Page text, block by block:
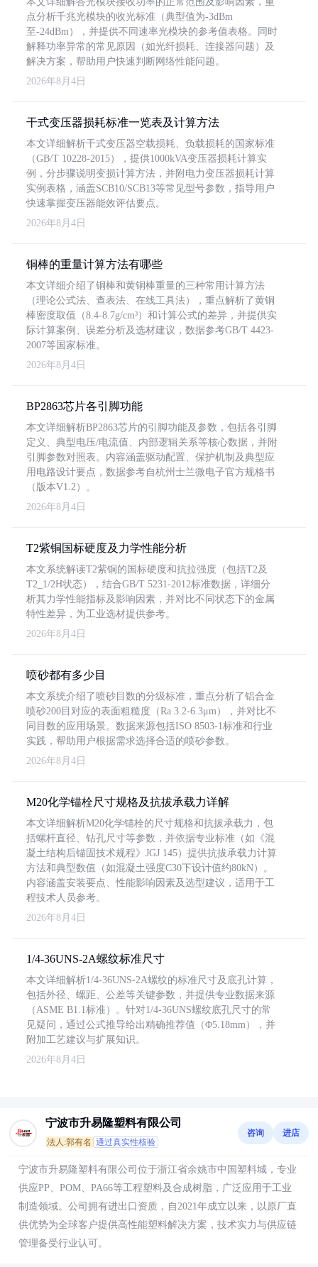
点分析千兆光模块的收光标准（典型值为-3dBm
至-24dBm），并提供不同速率光模块的参考值表格。同时
解释功率异常的常见原因（如光纤损耗、连接器问题）及
解决方案，帮助用户快速判断网络性能问题。
2026年8月4日
干式变压器损耗标准一览表及计算方法
本文详细解析干式变压器空载损耗、负载损耗的国家标准
（GB/T 10228-2015），提供1000kVA变压器损耗计算实
例，分步骤说明变损计算方法，并附电力变压器损耗计算
实例表格，涵盖SCB10/SCB13等常见型号参数，指导用户
快速掌握变压器能效评估要点。
2026年8月4日
铜棒的重量计算方法有哪些
本文详细介绍了铜棒和黄铜棒重量的三种常用计算方法
（理论公式法、查表法、在线工具法），重点解析了黄铜
棒密度取值（8.4-8.7g/cm³）和计算公式的差异，并提供实
际计算案例、误差分析及选材建议，数据参考GB/T 4423-
2007等国家标准。
2026年8月4日
BP2863芯片各引脚功能
本文详细解析BP2863芯片的引脚功能及参数，包括各引脚
定义、典型电压/电流值、内部逻辑关系等核心数据，并附
引脚参数对照表。内容涵盖驱动配置、保护机制及典型应
用电路设计要点，数据参考自杭州士兰微电子官方规格书
（版本V1.2）。
2026年8月4日
T2紫铜国标硬度及力学性能分析
本文系统解读T2紫铜的国标硬度和抗拉强度（包括T2及
T2_1/2H状态），结合GB/T 5231-2012标准数据，详细分
析其力学性能指标及影响因素，并对比不同状态下的金属
特性差异，为工业选材提供参考。
2026年8月4日
喷砂都有多少目
本文系统介绍了喷砂目数的分级标准，重点分析了铝合金
喷砂200目对应的表面粗糙度（Ra 3.2-6.3μm），并对比不
同目数的应用场景。数据来源包括ISO 8503-1标准和行业
实践，帮助用户根据需求选择合适的喷砂参数。
2026年8月4日
M20化学锚栓尺寸规格及抗拔承载力详解
本文详细解析M20化学锚栓的尺寸规格和抗拔承载力，包
括螺杆直径、钻孔尺寸等参数，并依据专业标准（如《混
凝土结构后锚固技术规程》JGJ 145）提供抗拔承载力计算
方法和典型数值（如混凝土强度C30下设计值约80kN）。
内容涵盖安装要点、性能影响因素及选型建议，适用于工
程技术人员参考。
2026年8月4日
1/4-36UNS-2A螺纹标准尺寸
本文详细解析1/4-36UNS-2A螺纹的标准尺寸及底孔计算，
包括外径、螺距、公差等关键参数，并提供专业数据来源
（ASME B1.1标准）。针对1/4-36UNS螺纹底孔尺寸的常
见疑问，通过公式推导给出精确推荐值（Φ5.18mm），并
附加工艺建议与扩展知识。
2026年8月4日
宁波市升易隆塑料有限公司
法人:郭有名 通过真实性核验
咨询 进店
宁波市升易隆塑料有限公司位于浙江省余姚市中国塑料城，专业
供应PP、POM、PA66等工程塑料及合成树脂，广泛应用于工业
制造领域。公司拥有进出口资质，自2021年成立以来，以原厂直
供优势为全球客户提供高性能塑料解决方案，技术实力与供应链
管理备受行业认可。